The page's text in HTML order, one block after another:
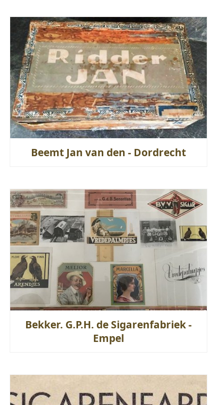
Beemt Jan van den - Dordrecht
Bekker. G.P.H. de Sigarenfabriek -
Empel